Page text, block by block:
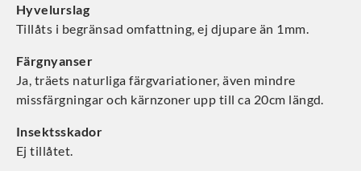
Hyvelurslag
Tillåts i begränsad omfattning, ej djupare än 1mm.
Färgnyanser
Ja, träets naturliga färgvariationer, även mindre
missfärgningar och kärnzoner upp till ca 20cm längd.
Insektsskador
Ej tillåtet.